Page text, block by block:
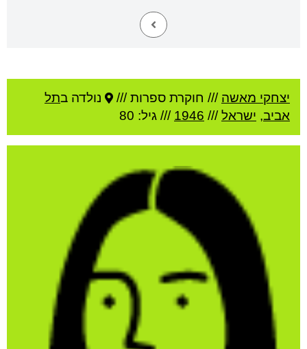
יצחקי מאשה /// חוקרת ספרות /// נולדה בתל
אביב, ישראל///
1946 /// גיל: 80